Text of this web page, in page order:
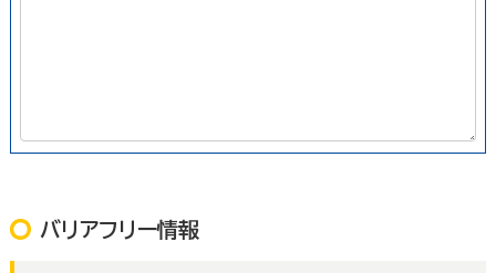
バリアフリー情報